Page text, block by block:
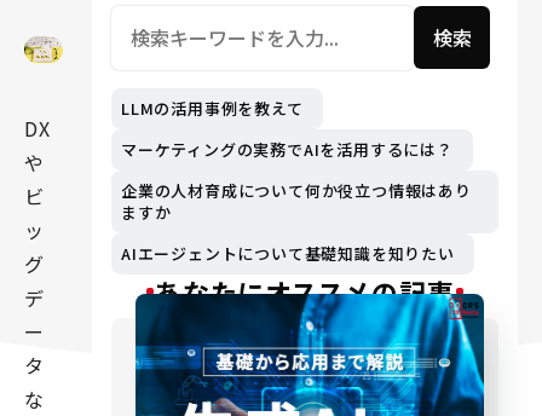
DX
や
ビ
ッ
グ
デ
ー
タ
な
検索
LLMの活用事例を教えて
マーケティングの実務でAIを活用するには？
企業の人材育成について何か役立つ情報はあり
ますか
AIエージェントについて基礎知識を知りたい
あなたにオススメの記事